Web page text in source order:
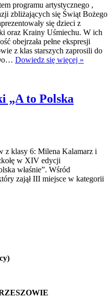
programu artystycznego ,
zbliżających się Świąt Bożego
się dzieci z
oraz Krainy Uśmiechu. W ich
obejrzała pełne ekspresji
z klas starszych zaprosili do
Dowiedz się więcej »
„A to Polska
z klasy 6: Milena Kalamarz i
w XIV edycji
właśnie”. Wśród
zajął III miejsce w kategorii